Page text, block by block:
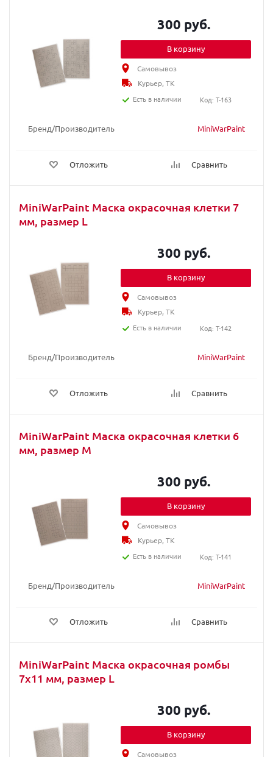
Бренд/Производитель MiniWarPaint
Отложить Сравнить
300 руб.
В корзину
Самовывоз
Курьер, ТК
Есть в наличии
Код: T-163
MiniWarPaint Маска окрасочная клетки 7
мм, размер L
Бренд/Производитель MiniWarPaint
Отложить Сравнить
300 руб.
В корзину
Самовывоз
Курьер, ТК
Есть в наличии
Код: T-142
MiniWarPaint Маска окрасочная клетки 6
мм, размер M
Бренд/Производитель MiniWarPaint
Отложить Сравнить
300 руб.
В корзину
Самовывоз
Курьер, ТК
Есть в наличии
Код: T-141
MiniWarPaint Маска окрасочная ромбы
7х11 мм, размер L
300 руб.
В корзину
Самовывоз